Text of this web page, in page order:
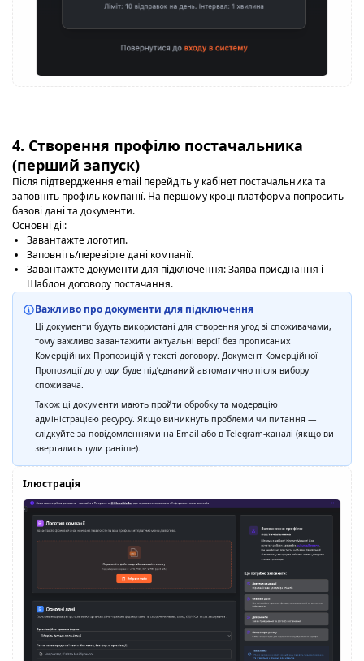
4. Створення профілю постачальника
(перший запуск)
Після підтвердження email перейдіть у кабінет постачальника та
заповніть профіль компанії. На першому кроці платформа попросить
базові дані та документи.
Основні дії:
Завантажте логотип.
Заповніть/перевірте дані компанії.
Завантажте документи для підключення: Заява приєднання і
Шаблон договору постачання.
Важливо про документи для підключення
Ці документи будуть використані для створення угод зі споживачами,
тому важливо завантажити актуальні версії без прописаних
Комерційних Пропозицій у тексті договору. Документ Комерційної
Пропозиції до угоди буде підʼєднаний автоматично після вибору
споживача.
Також ці документи мають пройти обробку та модерацію
адміністрацією ресурсу. Якщо виникнуть проблеми чи питання —
слідкуйте за повідомленнями на Email або в Telegram-каналі (якщо ви
звертались туди раніше).
Ілюстрація